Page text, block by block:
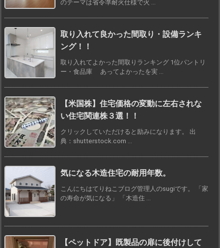
のテーマは省令準耐火仕様で火 ...
取り入れて良かった間取り・設備ランキ
ング！！
取り入れてよかった間取りランキング 1位パントリ
ー・食品庫 あってよかったを実 ...
【米国株】住宅価格の変動に左右されな
い住宅関連株３選！！
クリックしていただけると励みになります。 出
典：shutterstock.com ...
気になる木造住宅の耐用年数。
こんにちはてりねこブログ管理人のsugiです。 「家
の寿命が気になる」 「木造住 ...
【ペットドア】既製品の扉に後付けして